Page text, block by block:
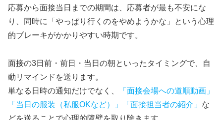
応募から面接当日までの期間は、応募者が最も不安にな
り、同時に「やっぱり行くのをやめようかな」という心理
的ブレーキがかかりやすい時期です。
面接の3日前・前日・当日の朝といったタイミングで、自
動リマインドを送ります。
単なる日時の通知だけでなく、
「面接会場への道順動画」
「当日の服装（私服OKなど）」「面接担当者の紹介」 な
どを送ることで心理的障壁を取り除きます。